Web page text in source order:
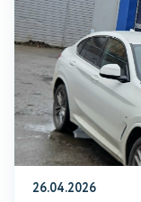
26.04.2026